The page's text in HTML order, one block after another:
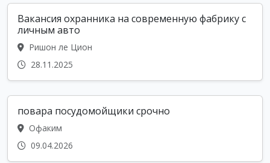
Вакансия охранника на современную фабрику с
личным авто
Ришон ле Цион
28.11.2025
повара посудомойщики срочно
Офаким
09.04.2026